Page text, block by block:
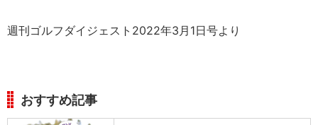
週刊ゴルフダイジェスト2022年3月1日号より
おすすめ記事